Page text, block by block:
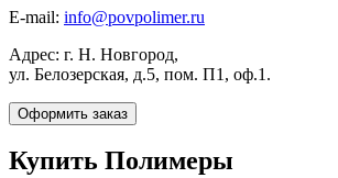
E-mail: info@povpolimer.ru
Адрес: г. Н. Новгород,
ул. Белозерская, д.5, пом. П1, оф.1.
Оформить заказ
Купить Полимеры